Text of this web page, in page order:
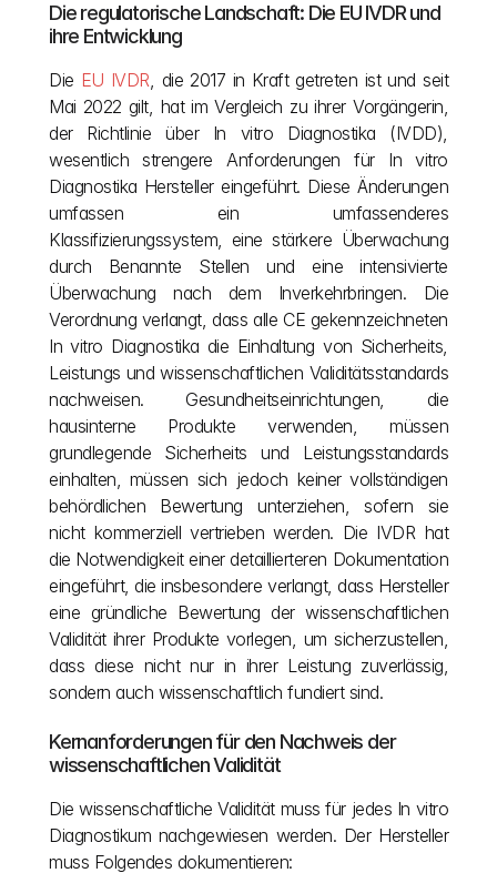
Die regulatorische Landschaft: Die EU IVDR und
ihre Entwicklung
Die EU IVDR, die 2017 in Kraft getreten ist und seit
Mai 2022 gilt, hat im Vergleich zu ihrer Vorgängerin,
der Richtlinie über In vitro Diagnostika (IVDD),
wesentlich strengere Anforderungen für In vitro
Diagnostika Hersteller eingeführt. Diese Änderungen
umfassen ein umfassenderes
Klassifizierungssystem, eine stärkere Überwachung
durch Benannte Stellen und eine intensivierte
Überwachung nach dem Inverkehrbringen. Die
Verordnung verlangt, dass alle CE gekennzeichneten
In vitro Diagnostika die Einhaltung von Sicherheits,
Leistungs und wissenschaftlichen Validitätsstandards
nachweisen. Gesundheitseinrichtungen, die
hausinterne Produkte verwenden, müssen
grundlegende Sicherheits und Leistungsstandards
einhalten, müssen sich jedoch keiner vollständigen
behördlichen Bewertung unterziehen, sofern sie
nicht kommerziell vertrieben werden. Die IVDR hat
die Notwendigkeit einer detaillierteren Dokumentation
eingeführt, die insbesondere verlangt, dass Hersteller
eine gründliche Bewertung der wissenschaftlichen
Validität ihrer Produkte vorlegen, um sicherzustellen,
dass diese nicht nur in ihrer Leistung zuverlässig,
sondern auch wissenschaftlich fundiert sind.
Kernanforderungen für den Nachweis der
wissenschaftlichen Validität
Die wissenschaftliche Validität muss für jedes In vitro
Diagnostikum nachgewiesen werden. Der Hersteller
muss Folgendes dokumentieren: